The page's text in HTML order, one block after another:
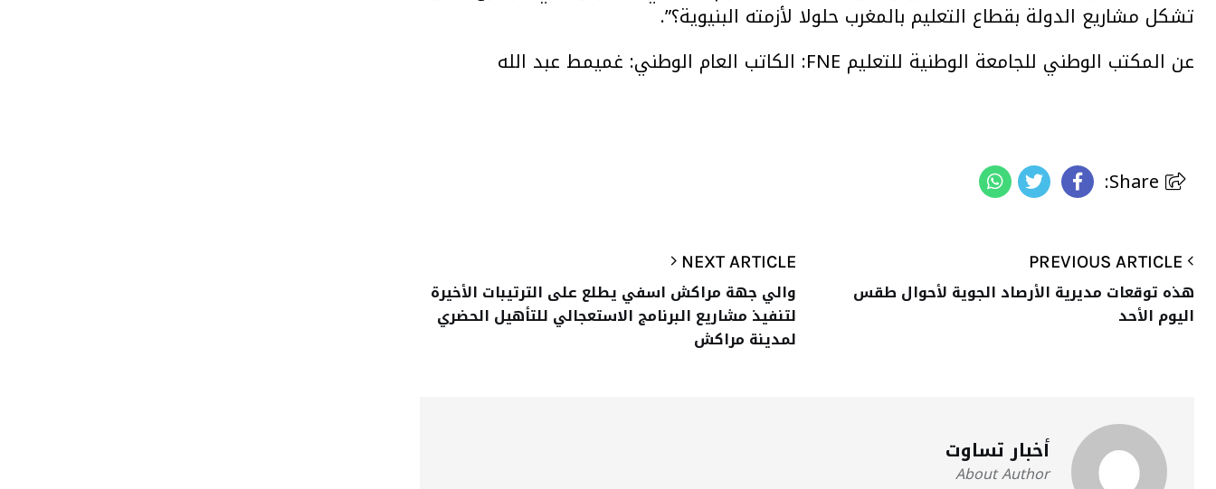
تشكل مشاريع الدولة بقطاع التعليم بالمغرب حلولا لأزمته البنيوية؟”.
عن المكتب الوطني للجامعة الوطنية للتعليم FNE: الكاتب العام الوطني: غميمط عبد الله
هذه توقعات مديرية الأرصاد الجوية لأحوال طقس
اليوم الأحد
NEXT ARTICLE
والي جهة مراكش اسفي يطلع على الترتيبات الأخيرة
لتنفيذ مشاريع البرنامج الاستعجالي للتأهيل الحضري
لمدينة مراكش
أخبار تساوت
About Author